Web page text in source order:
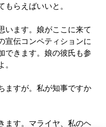
もらえばいいと。
います。娘がここに来て
宣伝コンペティションに
できます。娘の彼氏も参
ますが。私が知事ですか
ます。マライヤ、私のヘ